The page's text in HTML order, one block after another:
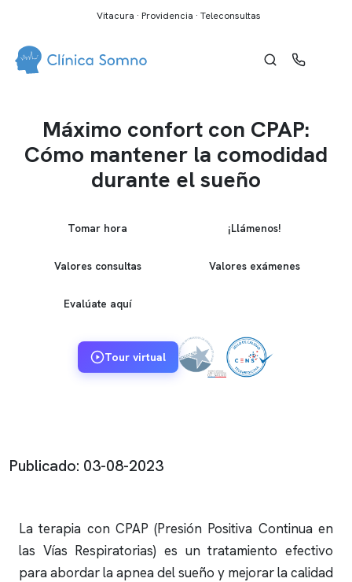
Vitacura · Providencia · Teleconsultas
Máximo confort con CPAP:
Cómo mantener la comodidad
durante el sueño
Tomar hora ¡Llámenos!
Valores consultas Valores exámenes
Evalúate aquí
Tour virtual
Publicado: 03-08-2023
La terapia con CPAP (Presión Positiva Continua en
las Vías Respiratorias) es un tratamiento efectivo
para abordar laapnea del sueño y mejorar la calidad